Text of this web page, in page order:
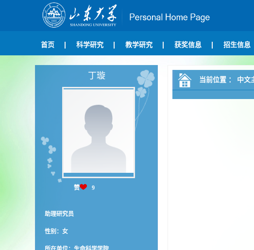
首页 科学研究 教学研究 获奖信息 招生信息
丁璇
赞 9
助理研究员
性别：女
当前位置 ： 中文